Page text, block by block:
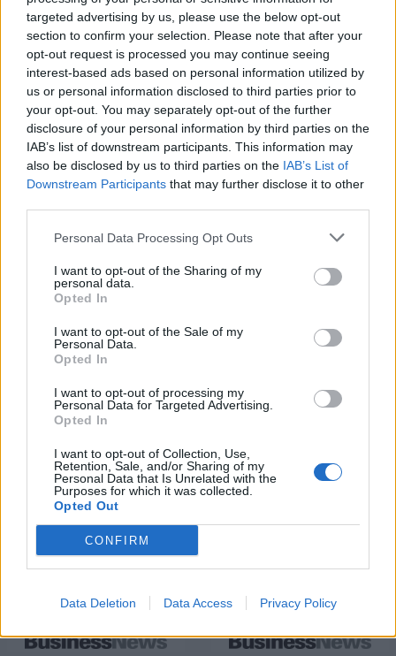
targeted advertising by us, please use the below opt-out
section to confirm your selection. Please note that after your
opt-out request is processed you may continue seeing
interest-based ads based on personal information utilized by
us or personal information disclosed to third parties prior to
your opt-out. You may separately opt-out of the further
disclosure of your personal information by third parties on the
IAB’s list of downstream participants. This information may
also be disclosed by us to third parties on the IAB’s List of
Downstream Participants that may further disclose it to other
Personal Data Processing Opt Outs
I want to opt-out of the Sharing of my
personal data.
Opted In
I want to opt-out of the Sale of my
Personal Data.
Opted In
I want to opt-out of processing my
Personal Data for Targeted Advertising.
Opted In
I want to opt-out of Collection, Use,
Retention, Sale, and/or Sharing of my
Personal Data that Is Unrelated with the
Purposes for which it was collected.
Opted Out
CONFIRM
Data Deletion Data Access Privacy Policy
Μιλγουόκι Μπακς: Η ζωή χωρίς τον Γιάννη
Ανακοινώθηκε από την
εκατ. ευρώ και αύξηση κερδών
low & non alcohol
Metlen: Ρεκόρ EBITDA στο α' εξάμηνο, στα 550 εκατ. ευρώ – Καθαρά
κέρδη 313 εκατ. ευρώ
Χρηματοδότηση 8 εκατ. ευρώ
σε 843 μέσα ενημέρωσης-
Ξεκίνησε το πενταετές
πρόγραμμα ενίσχυσης του
ξεκίνησε το πρόγραμμα
στήριξης- Κάλυψη εισφορών
ΕΔΟΕΑΠ
Πρόεδρος ο Γαληνός Γιαγλής